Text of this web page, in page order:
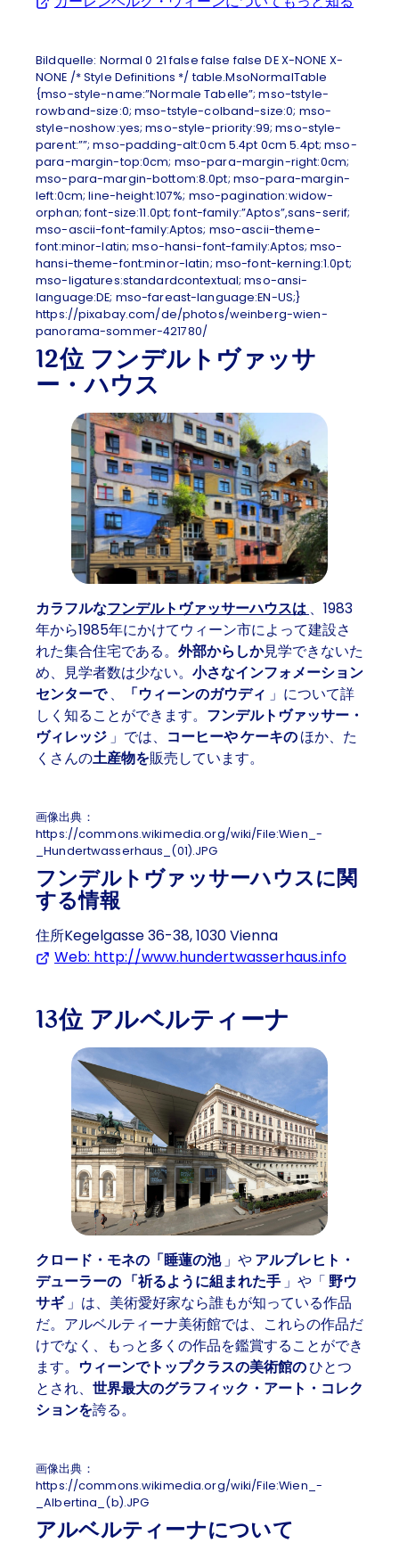
Bildquelle: Normal 0 21 false false false DE X-NONE X-
NONE /* Style Definitions */ table.MsoNormalTable
{mso-style-name:”Normale Tabelle”; mso-tstyle-
rowband-size:0; mso-tstyle-colband-size:0; mso-
style-noshow:yes; mso-style-priority:99; mso-style-
parent:””; mso-padding-alt:0cm 5.4pt 0cm 5.4pt; mso-
para-margin-top:0cm; mso-para-margin-right:0cm;
mso-para-margin-bottom:8.0pt; mso-para-margin-
left:0cm; line-height:107%; mso-pagination:widow-
orphan; font-size:11.0pt; font-family:”Aptos”,sans-serif;
mso-ascii-font-family:Aptos; mso-ascii-theme-
font:minor-latin; mso-hansi-font-family:Aptos; mso-
hansi-theme-font:minor-latin; mso-font-kerning:1.0pt;
mso-ligatures:standardcontextual; mso-ansi-
language:DE; mso-fareast-language:EN-US;}
https://pixabay.com/de/photos/weinberg-wien-
panorama-sommer-421780/
12位 フンデルトヴァッサ
ー・ハウス
カラフルなフンデルトヴァッサーハウスは 、1983
年から1985年にかけてウィーン市によって建設さ
れた集合住宅である。 外部からしか見学できないた
め、見学者数は少ない。 小さなインフォメーション
センターで、 「ウィーンのガウディ 」について詳
しく知ることができます。 フンデルトヴァッサー・
ヴィレッジ 」では、 コーヒーやケーキのほか、た
くさんの土産物を販売しています。
画像出典：
https://commons.wikimedia.org/wiki/File:Wien_-
_Hundertwasserhaus_(01).JPG
フンデルトヴァッサーハウスに関
する情報
住所Kegelgasse 36-38, 1030 Vienna
Web: http://www.hundertwasserhaus.info
13位 アルベルティーナ
クロード・モネの「睡蓮の池」やアルブレヒト・
デューラーの 「祈るように組まれた手 」や「野ウ
サギ」は、美術愛好家なら誰もが知っている作品
だ。アルベルティーナ美術館では、これらの作品だ
けでなく、もっと多くの作品を鑑賞することができ
ます。 ウィーンでトップクラスの美術館のひとつ
とされ、 世界最大のグラフィック・アート・コレク
ションを誇る。
画像出典：
https://commons.wikimedia.org/wiki/File:Wien_-
_Albertina_(b).JPG
アルベルティーナについて